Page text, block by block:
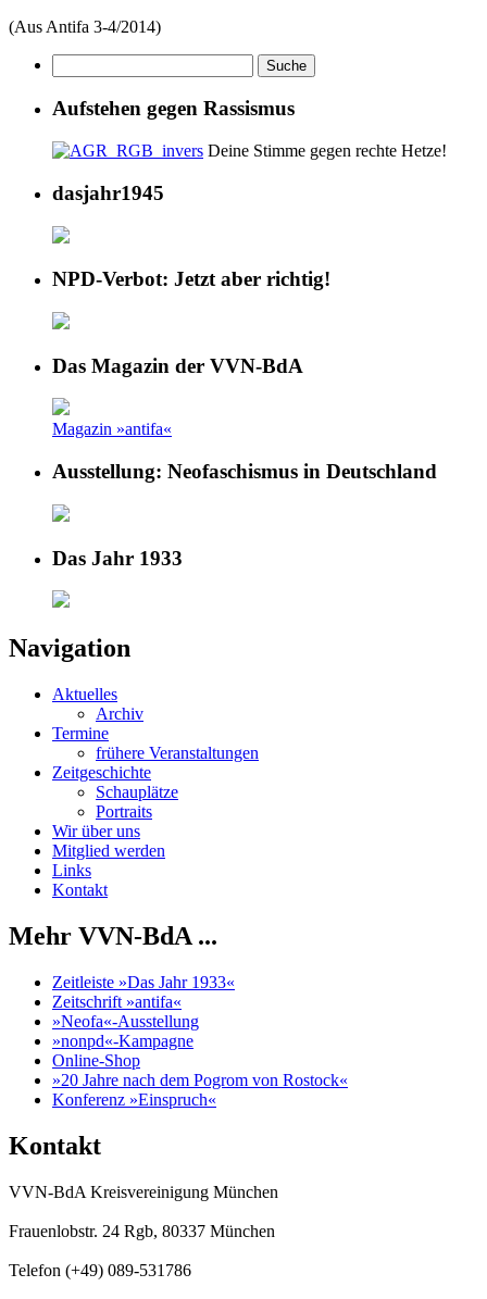
(Aus Antifa 3-4/2014)
Aufstehen gegen Rassismus
Deine Stimme gegen rechte Hetze!
dasjahr1945
NPD-Verbot: Jetzt aber richtig!
Das Magazin der VVN-BdA
Magazin »antifa«
Ausstellung: Neofaschismus in Deutschland
Das Jahr 1933
Navigation
Aktuelles
Archiv
Termine
frühere Veranstaltungen
Zeitgeschichte
Schauplätze
Portraits
Wir über uns
Mitglied werden
Links
Kontakt
Mehr VVN-BdA ...
Zeitleiste »Das Jahr 1933«
Zeitschrift »antifa«
»Neofa«-Ausstellung
»nonpd«-Kampagne
Online-Shop
»20 Jahre nach dem Pogrom von Rostock«
Konferenz »Einspruch«
Kontakt
VVN-BdA Kreisvereinigung München
Frauenlobstr. 24 Rgb, 80337 München
Telefon (+49) 089-531786